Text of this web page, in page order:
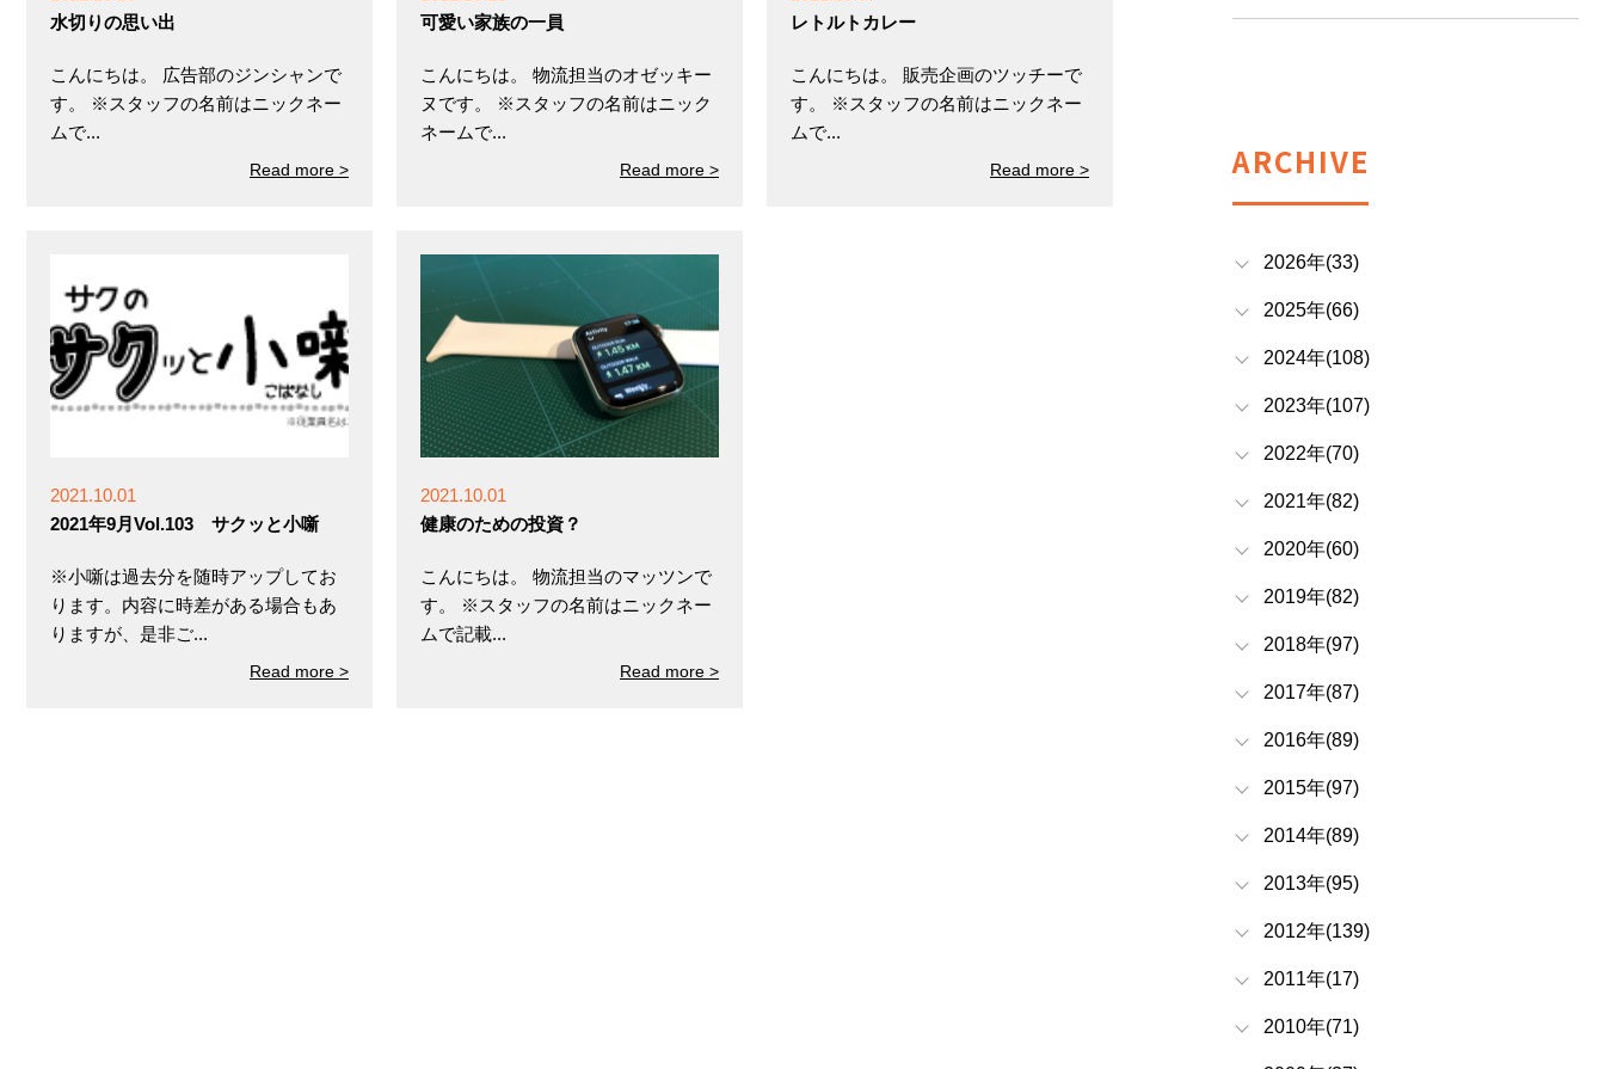
水切りの思い出
こんにちは。 広告部のジンシャンで
す。 ※スタッフの名前はニックネー
ムで...
Read more >
可愛い家族の一員
こんにちは。 物流担当のオゼッキー
ヌです。 ※スタッフの名前はニック
ネームで...
Read more >
レトルトカレー
こんにちは。 販売企画のツッチーで
す。 ※スタッフの名前はニックネー
ムで...
Read more >
2021.10.01
2021年9月Vol.103 サクッと小噺
※小噺は過去分を随時アップしてお
ります。内容に時差がある場合もあ
りますが、是非ご...
Read more >
2021.10.01
健康のための投資？
こんにちは。 物流担当のマッツンで
す。 ※スタッフの名前はニックネー
ムで記載...
Read more >
ARCHIVE
2026年(33)
2025年(66)
2024年(108)
2023年(107)
2022年(70)
2021年(82)
2020年(60)
2019年(82)
2018年(97)
2017年(87)
2016年(89)
2015年(97)
2014年(89)
2013年(95)
2012年(139)
2011年(17)
2010年(71)